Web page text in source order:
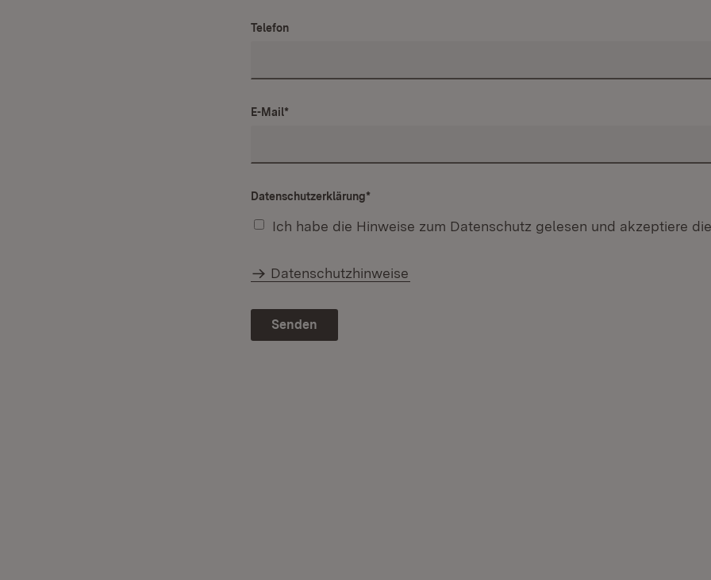
Telefon
E-Mail*
Datenschutzerklärung*
Ich habe die Hinweise zum Datenschutz gelesen und akzeptiere
Datenschutzhinweise